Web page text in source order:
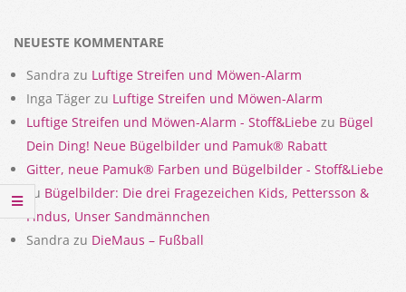
NEUESTE KOMMENTARE
Sandra zu Luftige Streifen und Möwen-Alarm
Inga Täger zu Luftige Streifen und Möwen-Alarm
Luftige Streifen und Möwen-Alarm - Stoff&Liebe zu Bügel
Dein Ding! Neue Bügelbilder und Pamuk® Rabatt
Gitter, neue Pamuk® Farben und Bügelbilder - Stoff&Liebe
zu Bügelbilder: Die drei Fragezeichen Kids, Pettersson &
Findus, Unser Sandmännchen
Sandra zu DieMaus – Fußball